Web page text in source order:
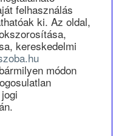
felhasználás
ki. Az oldal,
kereskedelmi
módon